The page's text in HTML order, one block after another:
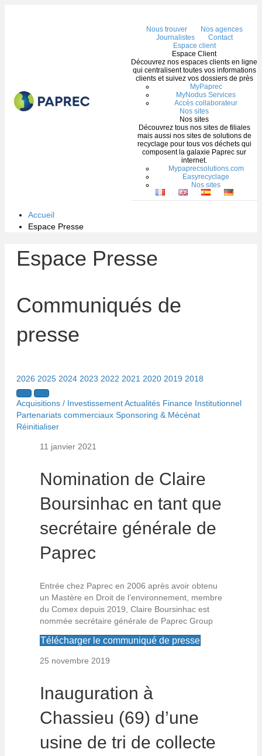
Nous trouver
Nos agences
Journalistes
Contact
Espace client
Espace Client
Découvrez nos espaces clients en ligne
qui centralisent toutes vos informations
clients et suivez vos dossiers de près
MyPaprec
MyNodus Services
Accès collaborateur
Nos sites
Nos sites
Découvrez tous nos sites de filiales
mais aussi nos sites de solutions de
recyclage pour tous vos déchets qui
composent la galaxie Paprec sur
internet.
Mypaprecsolutions.com
Easyrecyclage
Nos sites
Accueil
Espace Presse
Espace Presse
Communiqués de
presse
2026 2025 2024 2023 2022 2021 2020 2019 2018
Acquisitions / InvestissementActualités Finance Institutionnel
Partenariats commerciaux Sponsoring & Mécénat
Réinitialiser
11 janvier 2021
Nomination de Claire
Boursinhac en tant que
secrétaire générale de
Paprec
Entrée chez Paprec en 2006 après avoir obtenu
un Mastère en Droit de l’environnement, membre
du Comex depuis 2019, Claire Boursinhac est
nommée secrétaire générale de Paprec Group
Télécharger le communiqué de presse
25 novembre 2019
Inauguration à
Chassieu (69) d’une
usine de tri de collecte